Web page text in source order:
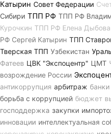
Катырин Совет Федерации
Сибири ТПП РФ ТПП РФ
Курочкин ТПП РФ Елена Дыбова
РФ Сергей Катырин ТПП
Тверская ТПП Узбекистан
Фатеев ЦВК "Экспоцентр" ЦМТ
возрождение России
антикоррупция арбитраж банки
борьба с коррупцией бюджет
господдержка закупки
инновации интеллектуальная